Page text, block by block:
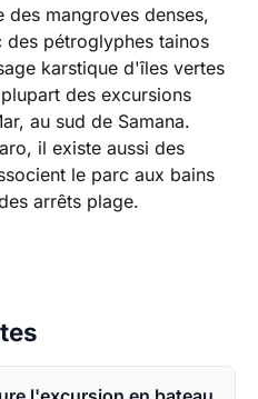
mangroves denses,
pétroglyphes tainos
karstique d'îles vertes
des excursions
au sud de Samana.
il existe aussi des
le parc aux bains
arrêts plage.